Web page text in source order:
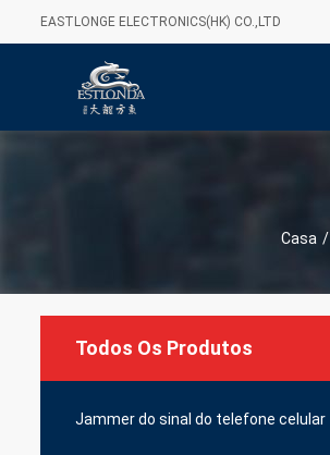
EASTLONGE ELECTRONICS(HK) CO.,LTD
Casa /
Todos Os Produtos
Jammer do sinal do telefone celular